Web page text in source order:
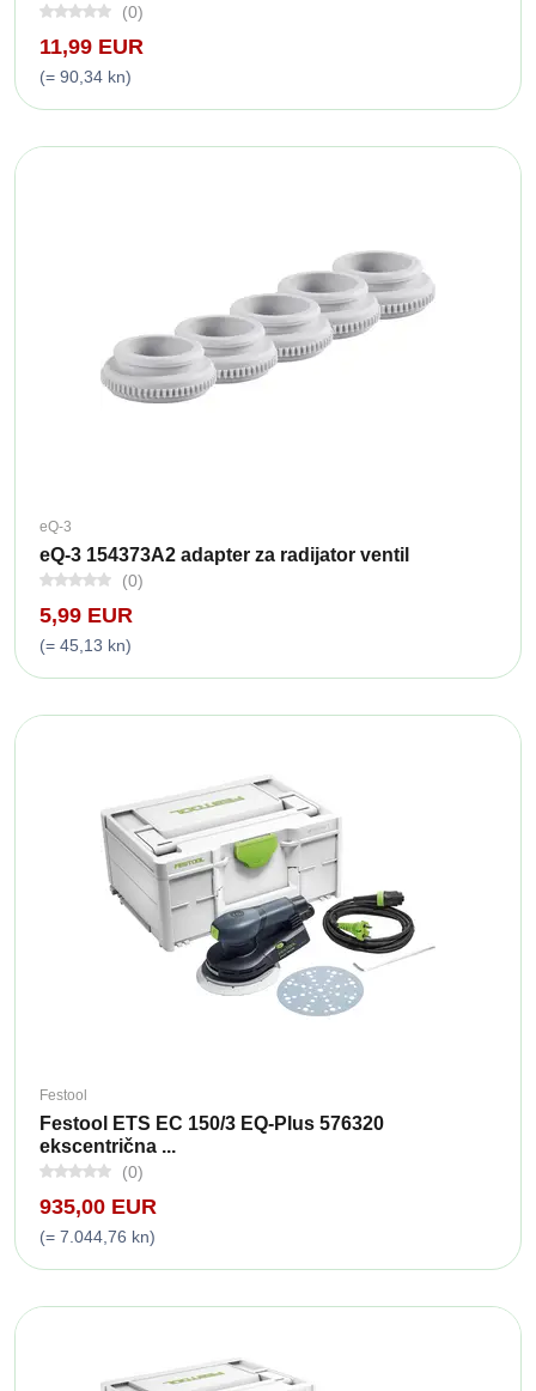
(0)
11,99 EUR
(= 90,34 kn)
eQ-3
eQ-3 154373A2 adapter za radijator ventil
(0)
5,99 EUR
(= 45,13 kn)
Festool
Festool ETS EC 150/3 EQ-Plus 576320
ekscentrična ...
(0)
935,00 EUR
(= 7.044,76 kn)